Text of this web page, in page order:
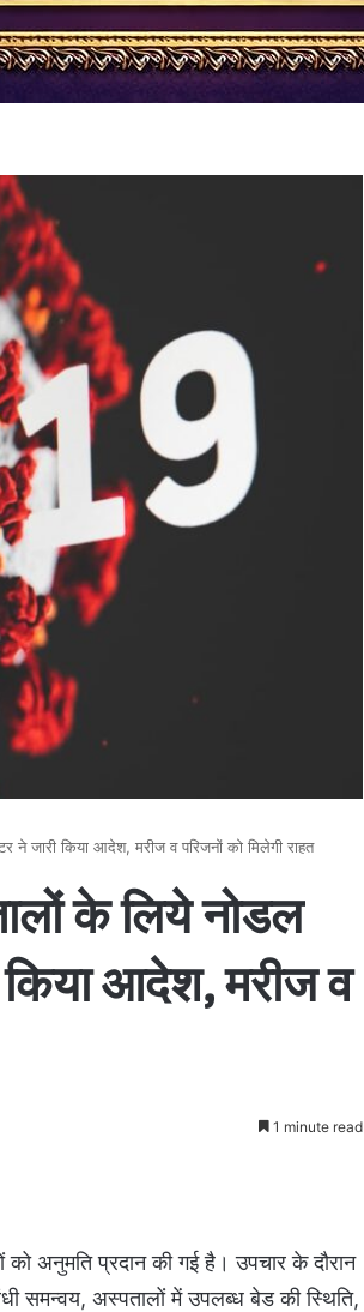
ने जारी किया आदेश, मरीज व परिजनों को मिलेगी राहत
के लिये नोडल
आदेश, मरीज व
1 minute read
अनुमति प्रदान की गई है। उपचार के दौरान
समन्वय, अस्पतालों में उपलब्ध बेड की स्थिति,